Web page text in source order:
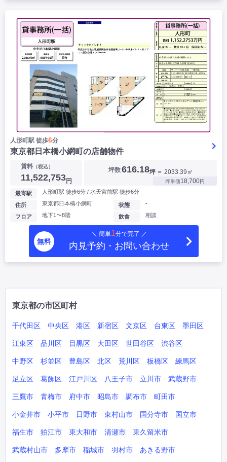
人形町駅 徒歩6分
東京都日本橋小網町の店舗物件
賃料（税込）
11,522,753円
坪数616.18坪 ＝ 2033.39㎡
坪単価18,700円
最寄駅 人形町駅 徒歩6分 / 水天宮前駅 徒歩6分
住所 東京都日本橋小網町
フロア 地下1〜8階
状態 -
飲食 相談
無料
＼ 簡単1分で完了 ／
内見予約・お問い合わせ
東京都の市区町村
千代田区 中央区 港区 新宿区 文京区 台東区 墨田区
江東区 品川区 目黒区 大田区 世田谷区 渋谷区
中野区 杉並区 豊島区 北区 荒川区 板橋区 練馬区
足立区 葛飾区 江戸川区 八王子市 立川市 武蔵野市
三鷹市 青梅市 府中市 昭島市 調布市 町田市
小金井市 小平市 日野市 東村山市 国分寺市 国立市
福生市 狛江市 東大和市 清瀬市 東久留米市
武蔵村山市 多摩市 稲城市 羽村市 あきる野市